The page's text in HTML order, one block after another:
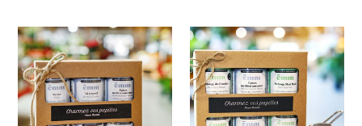
Coffret
cadeau
Fleur
de
sel
Coffret
cadeau
d'épices
Terre
et